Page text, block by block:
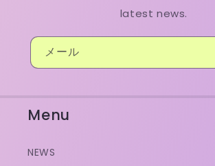
latest news.
メール
Menu
NEWS